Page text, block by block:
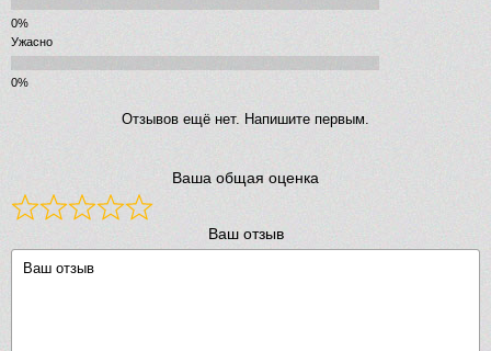
Ужасно
Отзывов ещё нет. Напишите первым.
Ваша общая оценка
Ваш отзыв